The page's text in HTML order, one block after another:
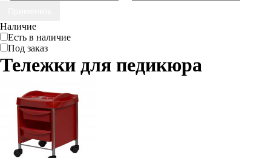
Наличие
Есть в наличие
Под заказ
Тележки для педикюра